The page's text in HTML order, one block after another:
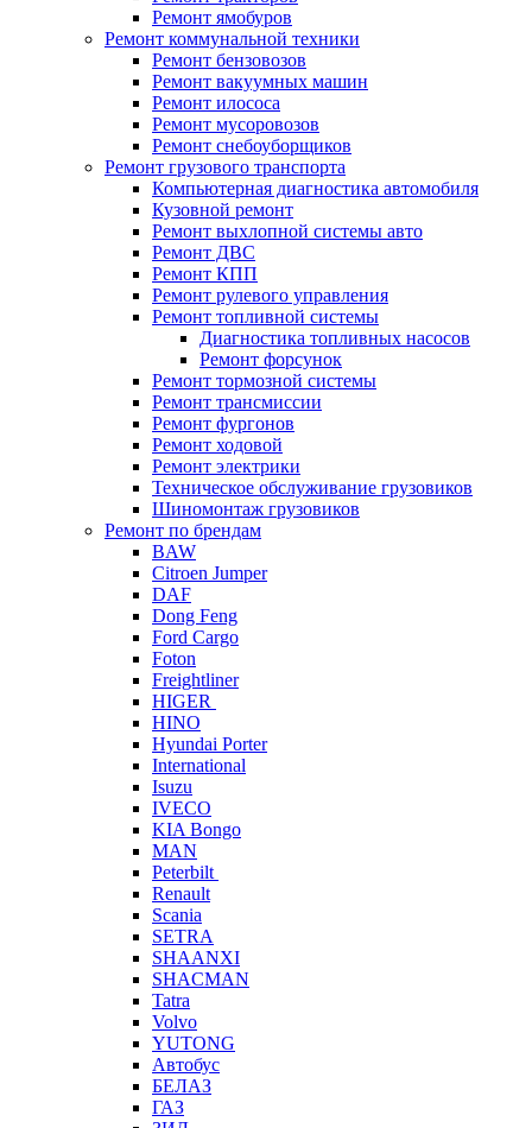
Ремонт ямобуров
Ремонт коммунальной техники
Ремонт бензовозов
Ремонт вакуумных машин
Ремонт илососа
Ремонт мусоровозов
Ремонт снебоуборщиков
Ремонт грузового транспорта
Компьютерная диагностика автомобиля
Кузовной ремонт
Ремонт выхлопной системы авто
Ремонт ДВС
Ремонт КПП
Ремонт рулевого управления
Ремонт топливной системы
Диагностика топливных насосов
Ремонт форсунок
Ремонт тормозной системы
Ремонт трансмиссии
Ремонт фургонов
Ремонт ходовой
Ремонт электрики
Техническое обслуживание грузовиков
Шиномонтаж грузовиков
Ремонт по брендам
BAW
Citroen Jumper
DAF
Dong Feng
Ford Cargo
Foton
Freightliner
HIGER
HINO
Hyundai Porter
International
Isuzu
IVECO
KIA Bongo
MAN
Peterbilt
Renault
Scania
SETRA
SHAANXI
SHACMAN
Tatra
Volvo
YUTONG
Автобус
БЕЛАЗ
ГАЗ